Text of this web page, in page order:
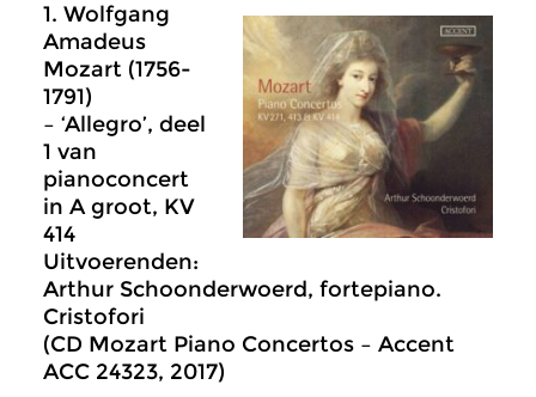
1. Wolfgang
Amadeus
Mozart (1756-
1791)
– ‘Allegro’, deel
1 van
pianoconcert
in A groot, KV
414
Uitvoerenden:
Arthur Schoonderwoerd, fortepiano.
Cristofori
(CD Mozart Piano Concertos – Accent
ACC 24323, 2017)